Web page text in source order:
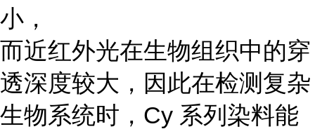
小，
而近红外光在生物组织中的穿
透深度较大，因此在检测复杂
生物系统时，Cy 系列染料能